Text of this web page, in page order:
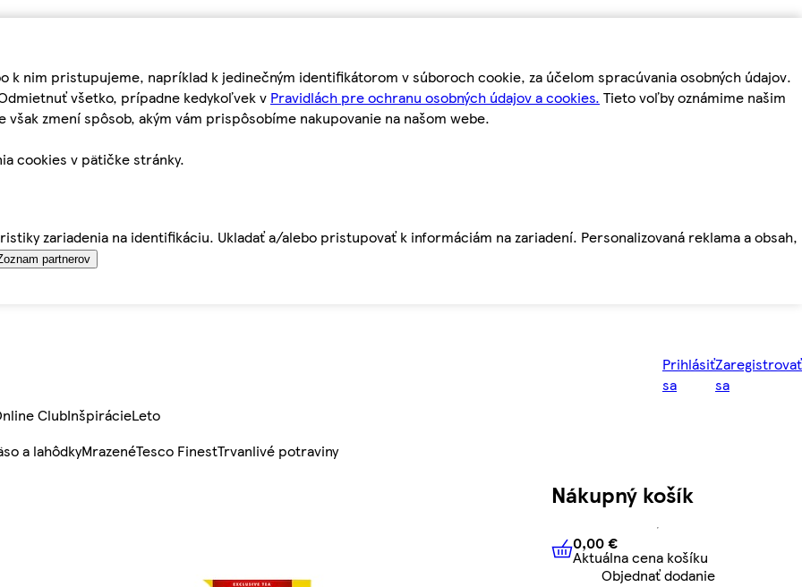
k nim pristupujeme, napríklad k jedinečným identifikátorom v súboroch cookie, za účelom spracúvania osobných údajov.
všetko, prípadne kedykoľvek v Pravidlách pre ochranu osobných údajov a cookies. Tieto voľby oznámime našim
zmení spôsob, akým vám prispôsobíme nakupovanie na našom webe.
cookies v pätičke stránky.
zariadenia na identifikáciu. Ukladať a/alebo pristupovať k informáciám na zariadení. Personalizovaná reklama a obsah,
partnerov
Prihlásiť
sa
Zaregistrovať
sa
ClubInšpirácieLeto
a lahôdkyMrazenéTesco FinestTrvanlivé potraviny
Nákupný košík
0,00 € Aktuálna cena košíku
0,00 €
Aktuálna cena košíku
Objednať dodanie